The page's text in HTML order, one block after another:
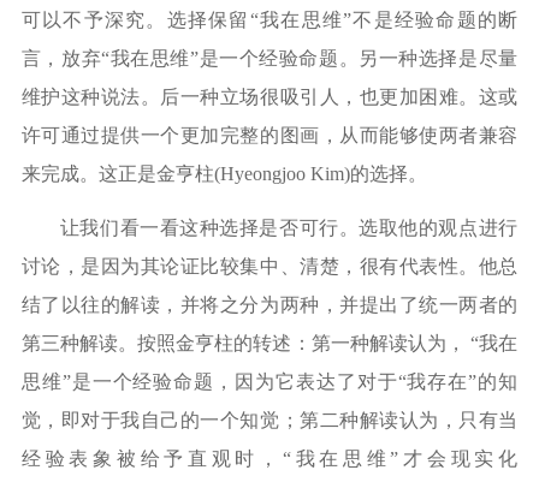
可以不予深究。选择保留“我在思维”不是经验命题的断
言，放弃“我在思维”是一个经验命题。另一种选择是尽量
维护这种说法。后一种立场很吸引人，也更加困难。这或
许可通过提供一个更加完整的图画，从而能够使两者兼容
来完成。这正是金亨柱(Hyeongjoo Kim)的选择。
让我们看一看这种选择是否可行。选取他的观点进行
讨论，是因为其论证比较集中、清楚，很有代表性。他总
结了以往的解读，并将之分为两种，并提出了统一两者的
第三种解读。按照金亨柱的转述：第一种解读认为，
“我在
思维”是一个经验命题，因为它表达了对于“我存在”的知
觉，即对于我自己的一个知觉；第二种解读认为，只有当
经验表象被给予直观时，“我在思维”才会现实化